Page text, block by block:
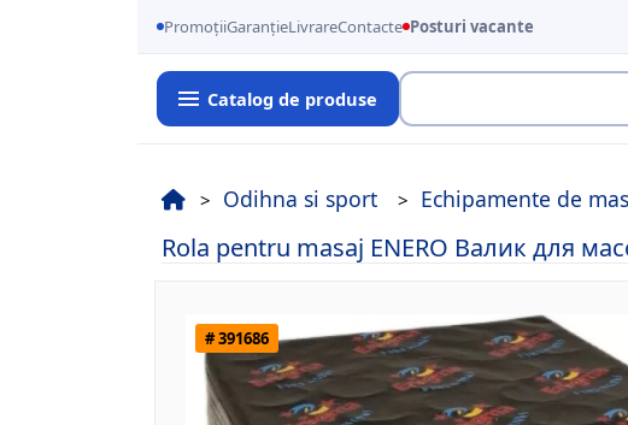
PromoțiiGaranțieLivrareContacte Posturi vacante
Catalog de produse
Odihna si sport Echipamente de
Rola pentru masaj ENERO Валик для
# 391686